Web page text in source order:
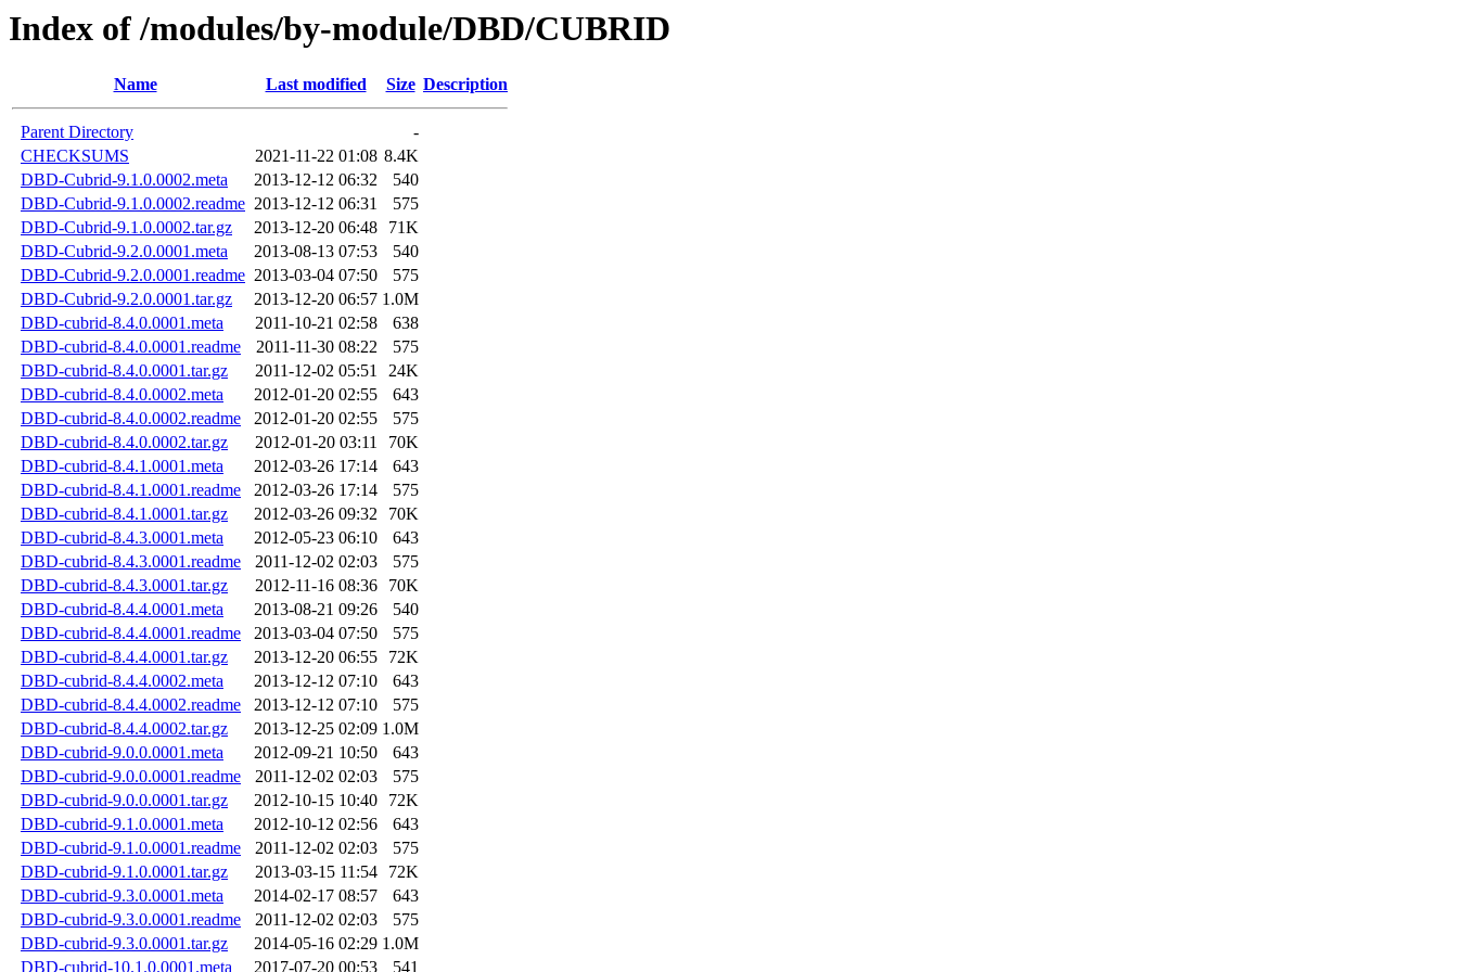
Index of /modules/by-module/DBD/CUBRID
Name Last modified Size Description
Parent Directory
-
CHECKSUMS
2021-11-22 01:08 8.4K
DBD-Cubrid-9.1.0.0002.meta
2013-12-12 06:32
540
DBD-Cubrid-9.1.0.0002.readme 2013-12-12 06:31
575
DBD-Cubrid-9.1.0.0002.tar.gz
2013-12-20 06:48
71K
DBD-Cubrid-9.2.0.0001.meta
2013-08-13 07:53
540
DBD-Cubrid-9.2.0.0001.readme 2013-03-04 07:50
575
DBD-Cubrid-9.2.0.0001.tar.gz
2013-12-20 06:57 1.0M
DBD-cubrid-8.4.0.0001.meta
2011-10-21 02:58
638
DBD-cubrid-8.4.0.0001.readme
2011-11-30 08:22
575
DBD-cubrid-8.4.0.0001.tar.gz
2011-12-02 05:51
24K
DBD-cubrid-8.4.0.0002.meta
2012-01-20 02:55
643
DBD-cubrid-8.4.0.0002.readme
2012-01-20 02:55
575
DBD-cubrid-8.4.0.0002.tar.gz
2012-01-20 03:11
70K
DBD-cubrid-8.4.1.0001.meta
2012-03-26 17:14
643
DBD-cubrid-8.4.1.0001.readme
2012-03-26 17:14
575
DBD-cubrid-8.4.1.0001.tar.gz
2012-03-26 09:32
70K
DBD-cubrid-8.4.3.0001.meta
2012-05-23 06:10
643
DBD-cubrid-8.4.3.0001.readme
2011-12-02 02:03
575
DBD-cubrid-8.4.3.0001.tar.gz
2012-11-16 08:36
70K
DBD-cubrid-8.4.4.0001.meta
2013-08-21 09:26
540
DBD-cubrid-8.4.4.0001.readme
2013-03-04 07:50
575
DBD-cubrid-8.4.4.0001.tar.gz
2013-12-20 06:55
72K
DBD-cubrid-8.4.4.0002.meta
2013-12-12 07:10
643
DBD-cubrid-8.4.4.0002.readme
2013-12-12 07:10
575
DBD-cubrid-8.4.4.0002.tar.gz
2013-12-25 02:09 1.0M
DBD-cubrid-9.0.0.0001.meta
2012-09-21 10:50
643
DBD-cubrid-9.0.0.0001.readme
2011-12-02 02:03
575
DBD-cubrid-9.0.0.0001.tar.gz
2012-10-15 10:40
72K
DBD-cubrid-9.1.0.0001.meta
2012-10-12 02:56
643
DBD-cubrid-9.1.0.0001.readme
2011-12-02 02:03
575
DBD-cubrid-9.1.0.0001.tar.gz
2013-03-15 11:54
72K
DBD-cubrid-9.3.0.0001.meta
2014-02-17 08:57
643
DBD-cubrid-9.3.0.0001.readme
2011-12-02 02:03
575
DBD-cubrid-9.3.0.0001.tar.gz
2014-05-16 02:29 1.0M
DBD-cubrid-10.1.0.0001.meta
2017-07-20 00:53 541